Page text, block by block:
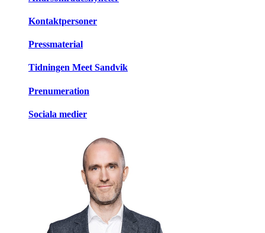
Kontaktpersoner
Pressmaterial
Tidningen Meet Sandvik
Prenumeration
Sociala medier